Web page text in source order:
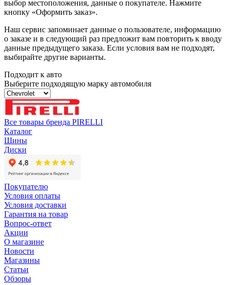
выбор местоположения, данные о покупателе. Нажмите
кнопку «Оформить заказ».
Наш сервис запоминает данные о пользователе, информацию
о заказе и в следующий раз предложит вам повторить к вводу
данные предыдущего заказа. Если условия вам не подходят,
выбирайте другие варианты.
Подходит к авто
Выберите подходящую марку автомобиля
Все товары бренда PIRELLI
Каталог
Шины
Диски
Покупателю
Условия оплаты
Условия доставки
Гарантия на товар
Вопрос-ответ
Акции
О магазине
Новости
Магазины
Статьи
Обзоры